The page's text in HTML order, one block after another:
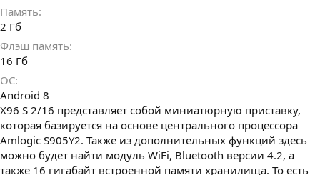
Память
2 Гб
Флэш память
16 Гб
ОС
Android 8
X96 S 2/16 представляет собой миниатюрную приставку,
которая базируется на основе центрального процессора
Amlogic S905Y2. Также из дополнительных функций здесь
можно будет найти модуль WiFi, Bluetooth версии 4.2, а
также 16 гигабайт встроенной памяти хранилища. То есть